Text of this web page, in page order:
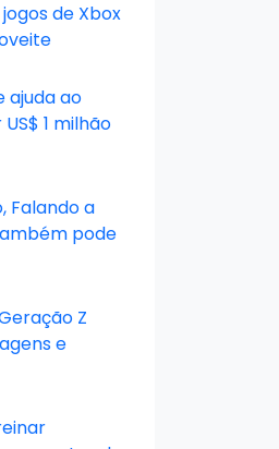
de Xbox
ajuda ao
1 milhão
Falando a
pode
Z
e